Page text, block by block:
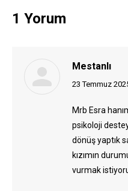
1 Yorum
Mestanlı
says:
23 Temmuz
Mrb Esra
psikoloji
dönüş yaptık
kızımın
vurmak